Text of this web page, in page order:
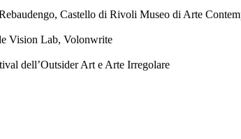
Castello di Rivoli Museo di Arte
Vision Lab, Volonwrite
dell’Outsider Art e Arte Irregolare